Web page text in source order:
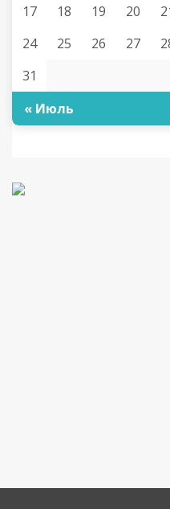
17
18 19 20
24
25 26 27
31
« Июль